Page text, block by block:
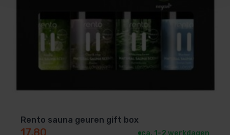
Rento sauna geuren gift box
17,80 ca. 1–2 werkdagen